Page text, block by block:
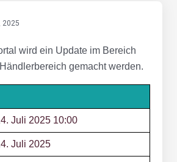
2025
wird ein Update im Bereich
gemacht werden.
Juli 2025 10:00
Juli 2025